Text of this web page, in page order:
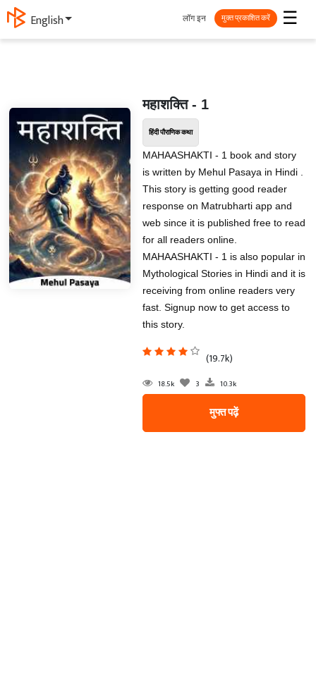
English ☰
लॉग इन मुक्त प्रकाशित करें
महाशक्ति - 1
हिंदी पौराणिक कथा
MAHAASHAKTI - 1 book and story
is written by Mehul Pasaya in Hindi .
This story is getting good reader
response on Matrubharti app and
web since it is published free to read
for all readers online.
MAHAASHAKTI - 1 is also popular in
Mythological Stories in Hindi and it is
receiving from online readers very
fast. Signup now to get access to
this story.
(19.7k)
18.5k 3 10.3k
मुफ्त पढ़ें